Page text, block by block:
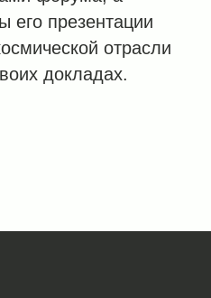
его презентации
отрасли
докладах.